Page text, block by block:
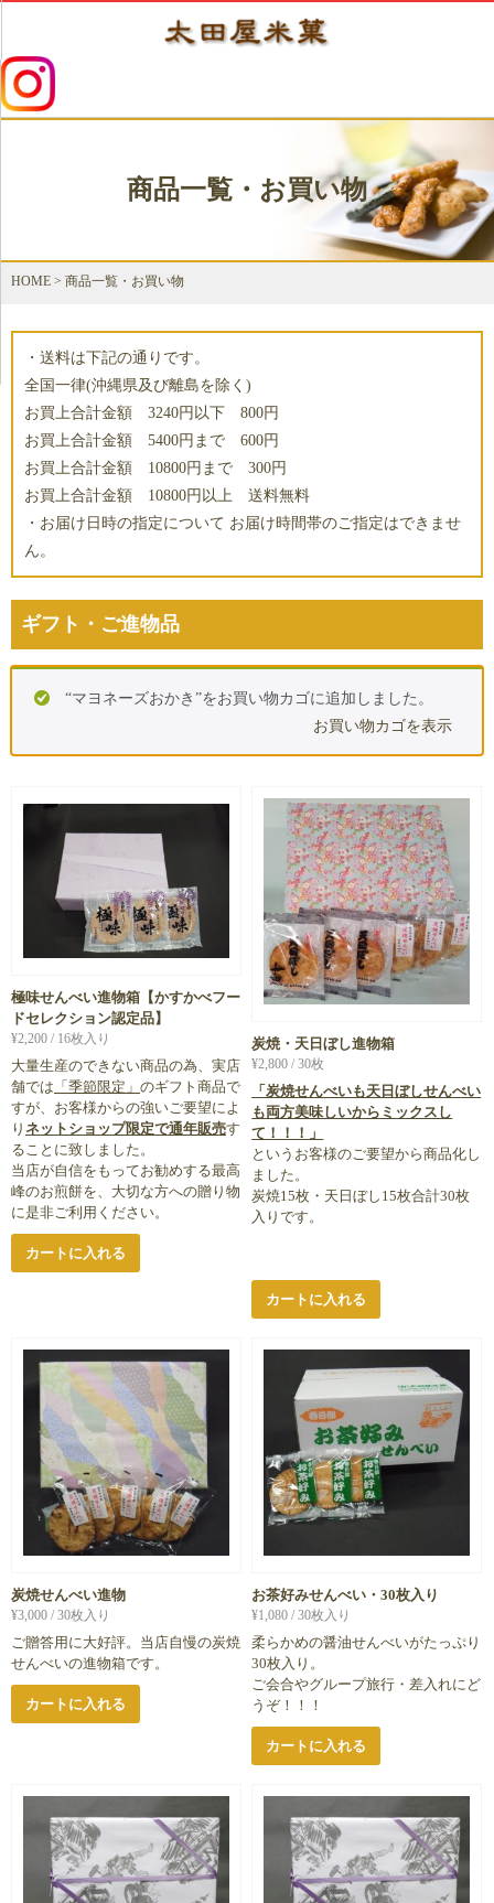
商品一覧・お買い物
HOME > 商品一覧・お買い物
・送料は下記の通りです。
全国一律(沖縄県及び離島を除く)
お買上合計金額 3240円以下 800円
お買上合計金額 5400円まで 600円
お買上合計金額 10800円まで 300円
お買上合計金額 10800円以上 送料無料
・お届け日時の指定について お届け時間帯のご指定はできませ
ん。
ギフト・ご進物品
“マヨネーズおかき”をお買い物カゴに追加しました。
お買い物カゴを表示
極味せんべい進物箱【かすかべフー
ドセレクション認定品】
¥2,200 / 16枚入り
大量生産のできない商品の為、実店
舗では 「季節限定」 のギフト商品で
すが、お客様からの強いご要望によ
り ネットショップ限定で通年販売す
ることに致しました。
当店が自信をもってお勧めする最高
峰のお煎餅を、大切な方への贈り物
に是非ご利用ください。
カートに入れる
炭焼・天日ぼし進物箱
¥2,800 / 30枚
「炭焼せんべいも天日ぼしせんべい
も両方美味しいからミックスし
て！！！」
というお客様のご要望から商品化し
ました。
炭焼15枚・天日ぼし15枚合計30枚
入りです。
カートに入れる
炭焼せんべい進物
¥3,000 / 30枚入り
ご贈答用に大好評。当店自慢の炭焼
せんべいの進物箱です。
カートに入れる
お茶好みせんべい・30枚入り
¥1,080 / 30枚入り
柔らかめの醤油せんべいがたっぷり
30枚入り。
ご会合やグループ旅行・差入れにど
うぞ！！！
カートに入れる